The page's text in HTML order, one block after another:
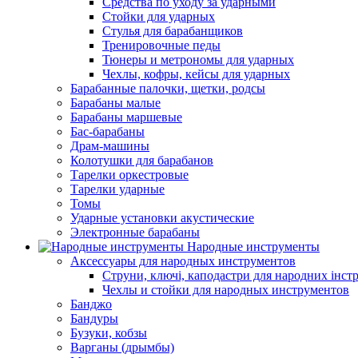
Стойки для ударных
Стулья для барабанщиков
Тренировочные педы
Тюнеры и метрономы для ударных
Чехлы, кофры, кейсы для ударных
Барабанные палочки, щетки, родсы
Барабаны малые
Барабаны маршевые
Бас-барабаны
Драм-машины
Колотушки для барабанов
Тарелки оркестровые
Тарелки ударные
Томы
Ударные установки акустические
Электронные барабаны
Народные инструменты
Аксессуары для народных инструментов
Струни, ключі, каподастри для народних
Чехлы и стойки для народных инструментов
Банджо
Бандуры
Бузуки, кобзы
Варганы (дрымбы)